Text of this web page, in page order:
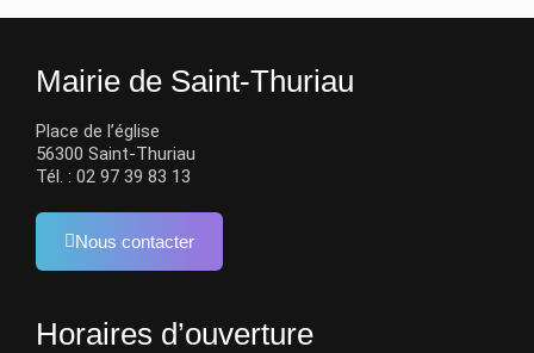
Mairie de Saint-Thuriau
Place de l’église
56300 Saint-Thuriau
Tél. : 02 97 39 83 13
Nous contacter
Horaires d’ouverture​